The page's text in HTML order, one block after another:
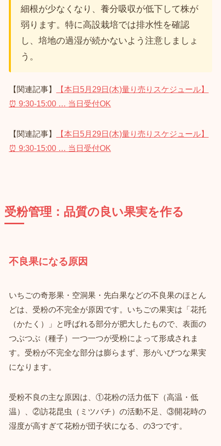
細根が少なくなり、養分吸収が低下して株が
弱ります。特に高設栽培では排水性を確認
し、培地の過湿が続かないよう注意しましょ
う。
【関連記事】
【本日5月29日(木)量り売りスケジュール】
⏰ 9:30‑15:00 … 当日受付OK
【関連記事】
【本日5月29日(木)量り売りスケジュール】
⏰ 9:30‑15:00 … 当日受付OK
受粉管理：品質の良い果実を作る
不良果になる原因
いちごの奇形果・空洞果・先白果などの不良果のほとん
どは、受粉の不完全が原因です。いちごの果実は「花托
（かたく）」と呼ばれる部分が肥大したもので、表面の
つぶつぶ（種子）一つ一つが受粉によって形成されま
す。受粉が不完全な部分は膨らまず、形がいびつな果実
になります。
受粉不良の主な原因は、①花粉の活力低下（高温・低
温）、②訪花昆虫（ミツバチ）の活動不足、③開花時の
湿度が高すぎて花粉が団子状になる、の3つです。